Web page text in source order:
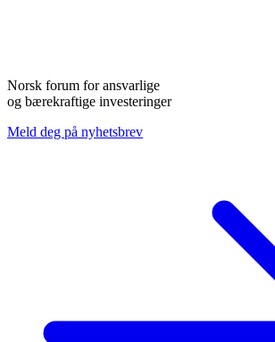
Norsk forum for ansvarlige
og bærekraftige investeringer
Meld deg på nyhetsbrev